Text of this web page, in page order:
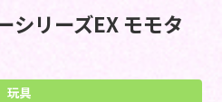
シリーズEX モモタ
玩具